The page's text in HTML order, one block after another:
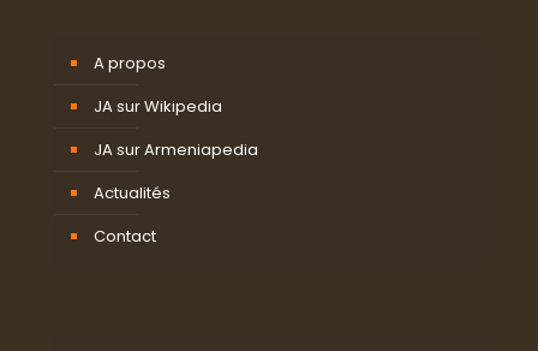
A propos
JA sur Wikipedia
JA sur Armeniapedia
Actualités
Contact